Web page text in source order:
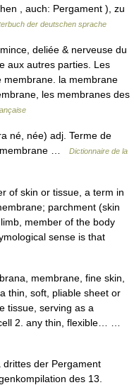
, auch: Pergament ), zu
der deutschen sprache
deliée & nerveuse du
aux autres parties. Les
membrane. la membrane
les membranes des
né, née) adj. Terme de
membrane …
Dictionnaire de la
of skin or tissue, a term in
parchment (skin
member of the body
sense is that
membrane, fine skin,
thin, soft, pliable sheet or
tissue, serving as a
2. any thin, flexible… …
der Pergament
des 13.